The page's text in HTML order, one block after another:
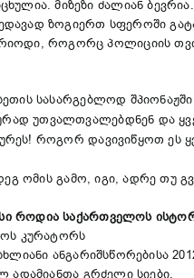
მიზეზი ძალიან ბევრია.
ზოგიერთ სფეროში
როგორც პოლიციის
სასარგებლოდ
უთვალთვალებდნენ და
როგორ დავივიწყოთ ეს
ომის გამო, იგი, ადრე თუ
როდია საქართველოს
კურატორს
ანგარიშსწორებისა
ადამიანთა გრძელი სიები.